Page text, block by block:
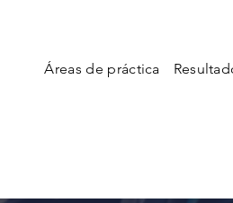
Áreas de práctica